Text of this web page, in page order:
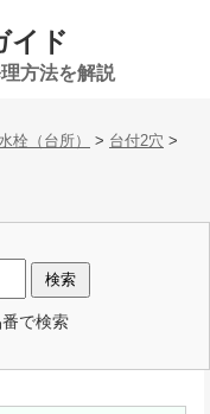
イド
方法を解説
栓（台所） > 台付2穴 >
で検索